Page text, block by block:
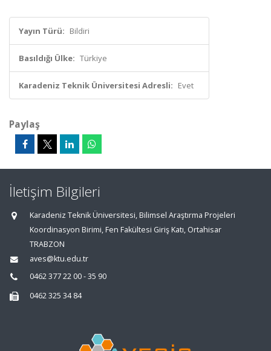
Yayın Türü: Bildiri
Basıldığı Ülke: Türkiye
Karadeniz Teknik Üniversitesi Adresli: Evet
Paylaş
İletişim Bilgileri
Karadeniz Teknik Üniversitesi, Bilimsel Araştırma Projeleri
Koordinasyon Birimi, Fen Fakültesi Giriş Katı, Ortahisar
TRABZON
aves@ktu.edu.tr
0462 377 22 00 - 35 90
0462 325 34 84